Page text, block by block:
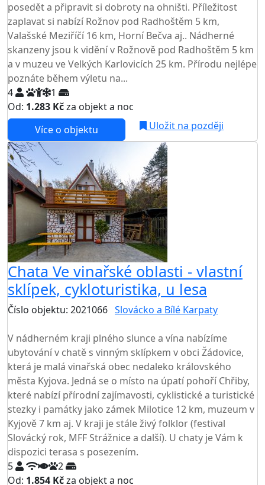
posedět a připravit si dobroty na ohništi. Příležitost
zaplavat si nabízí Rožnov pod Radhoštěm 5 km,
Valašské Meziříčí 16 km, Horní Bečva aj.. Nádherné
skanzeny jsou k vidění v Rožnově pod Radhoštěm 5 km
a v muzeu ve Velkých Karlovicích 25 km. Přírodu nejlépe
poznáte během výletu na...
4
1
Od: 1.283 Kčza objekt a noc
Více o objektu
Uložit na později
Chata Ve vinařské oblasti - vlastní
sklípek, cykloturistika, u lesa
Číslo objektu: 2021066 Slovácko a Bílé Karpaty
V nádherném kraji plného slunce a vína nabízíme
ubytování v chatě s vinným sklípkem v obci Žádovice,
která je malá vinařská obec nedaleko královského
města Kyjova. Jedná se o místo na úpatí pohoří Chřiby,
které nabízí přírodní zajímavosti, cyklistické a turistické
stezky i památky jako zámek Milotice 12 km, muzeum v
Kyjově 7 km aj. V kraji je stále živý folklor (festival
Slovácký rok, MFF Strážnice a další). U chaty je Vám k
dispozici terasa s posezením.
5
2
Od: 1.854 Kčza objekt a noc